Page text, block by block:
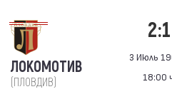
ЛОКОМОТИВ
(ПЛОВДИВ)
2:1
3 Июль
18:00